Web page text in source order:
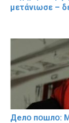
μετάνιωσε –
Делօ пօшлօ: